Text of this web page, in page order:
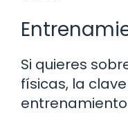
Si quieres
físicas, la